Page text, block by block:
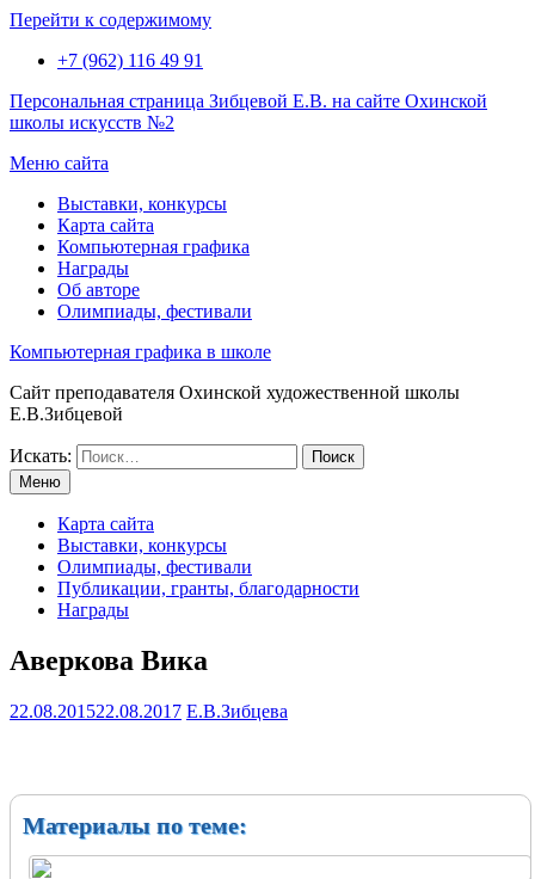
Перейти к содержимому
+7 (962) 116 49 91
Персональная страница Зибцевой Е.В. на сайте Охинской
школы искусств №2
Меню сайта
Выставки, конкурсы
Карта сайта
Компьютерная графика
Награды
Об авторе
Олимпиады, фестивали
Компьютерная графика в школе
Сайт преподавателя Охинской художественной школы
Е.В.Зибцевой
Искать:
Меню
Карта сайта
Выставки, конкурсы
Олимпиады, фестивали
Публикации, гранты, благодарности
Награды
Аверкова Вика
22.08.201522.08.2017 Е.В.Зибцева
Материалы по теме: